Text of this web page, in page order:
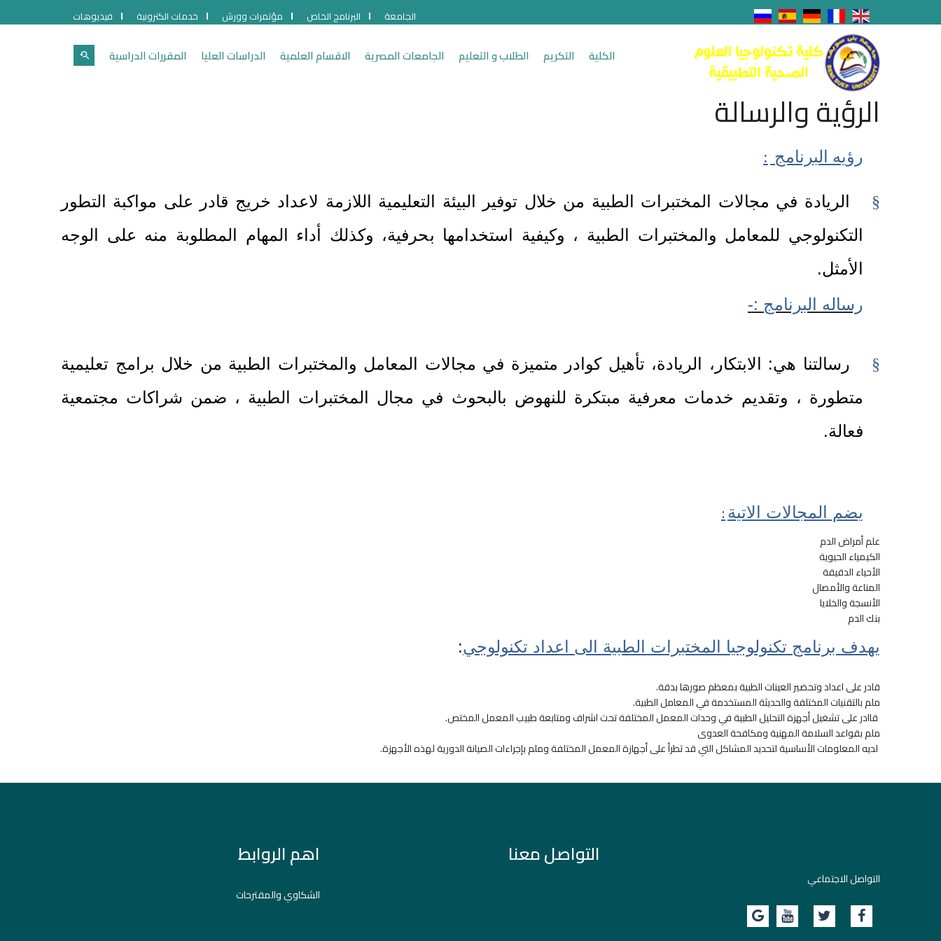
الجامعة البرنامج الخاص مؤتمرات وورش خدمات الكترونية فيديوهات
الكلية التكريم الطلاب و التعليم الجامعات المصرية الاقسام العلمية الدراسات العليا المقررات الدراسية
الرؤية والرسالة
رؤيه البرنامج :
§
الريادة في مجالات المختبرات الطبية من خلال توفير البيئة التعليمية اللازمة لاعداد خريج قادر على مواكبة التطور
التكنولوجي للمعامل والمختبرات الطبية ، وكيفية استخدامها بحرفية، وكذلك أداء المهام المطلوبة منه على الوجه
الأمثل.
رساله البرنامج :-
§
رسالتنا هي: الابتكار، الريادة، تأهيل كوادر متميزة في مجالات المعامل والمختبرات الطبية من خلال برامج تعليمية
متطورة ، وتقديم خدمات معرفية مبتكرة للنهوض بالبحوث في مجال المختبرات الطبية ، ضمن شراكات مجتمعية
فعالة.
يضم المجالات الاتية:
علم أمراض الدم
الكيمياء الحيوية
الأحياء الدقيقة
المناعة والأمصال
الأنسجة والخلايا
بنك الدم
يهدف برنامج تكنولوجيا المختبرات الطبية الى اعداد تكنولوجي:
قادر على اعداد وتحضير العينات الطبية بمعظم صورها بدقة.
ملم بالتقنيات المختلفة والحديثة المستخدمة في المعامل الطبية.
قاادر على تشغيل أجهزة التحليل الطبية في وحدات المعمل المختلفة تحت اشراف ومتابعة طبيب المعمل المختص.
ملم بقواعد السلامة المهنية ومكافحة العدوى
لديه المعلومات الأساسية لتحديد المشاكل التي قد تطرأ على أجهازة المعمل المختلفة وملم بإجراءات الصيانة الدورية لهذه الأجهزة.
التواصل الاجتماعي
التواصل معنا اهم الروابط
الشكاوي والمقترحات